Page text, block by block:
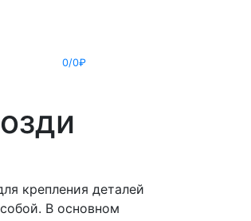
0/0₽
крепления деталей
В основном